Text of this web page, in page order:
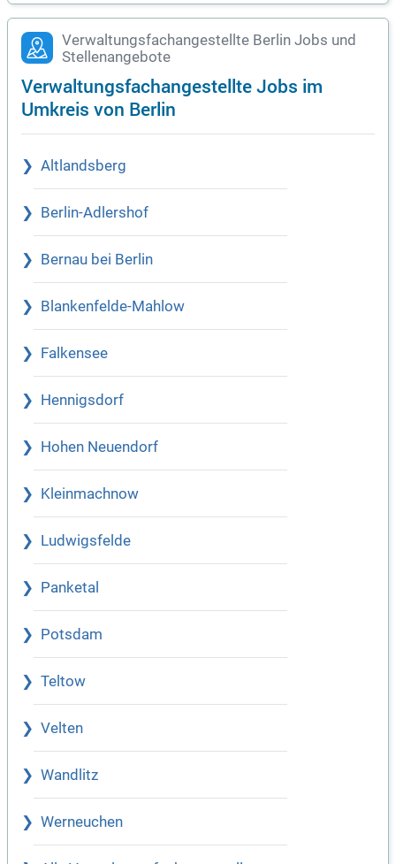
Verwaltungsfachangestellte Berlin Jobs und
Stellenangebote
Verwaltungsfachangestellte Jobs im
Umkreis von Berlin
Altlandsberg
Berlin-Adlershof
Bernau bei Berlin
Blankenfelde-Mahlow
Falkensee
Hennigsdorf
Hohen Neuendorf
Kleinmachnow
Ludwigsfelde
Panketal
Potsdam
Teltow
Velten
Wandlitz
Werneuchen